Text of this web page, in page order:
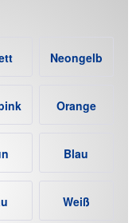
Neongelb
Orange
Blau
Weiß